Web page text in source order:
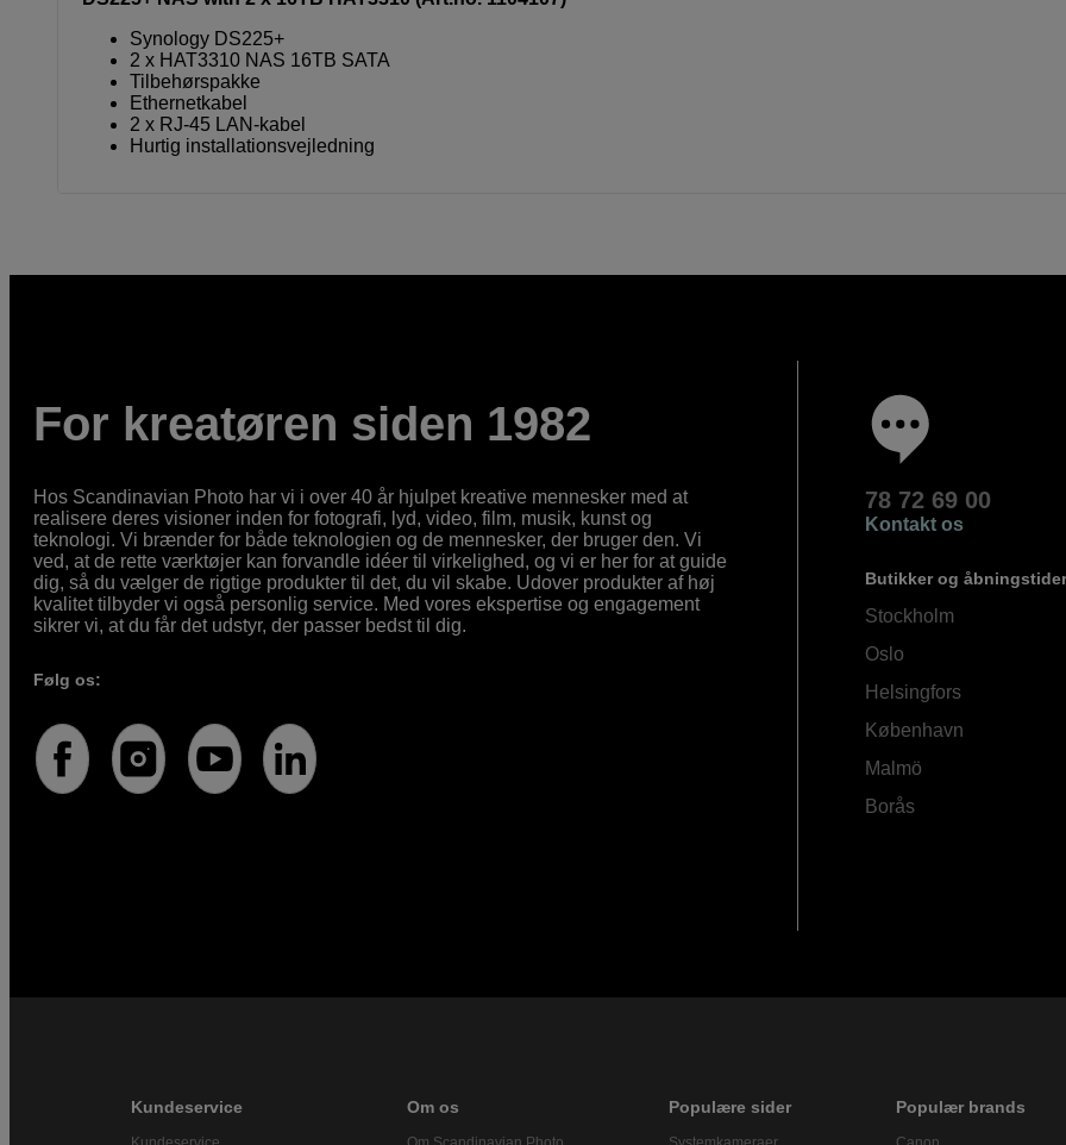
Synology DS225+
2 x HAT3310 NAS 16TB SATA
Tilbehørspakke
Ethernetkabel
2 x RJ-45 LAN-kabel
Hurtig installationsvejledning
For kreatøren siden 1982
Hos Scandinavian Photo har vi i over 40 år hjulpet kreative mennesker med at
realisere deres visioner inden for fotografi, lyd, video, film, musik, kunst og
teknologi. Vi brænder for både teknologien og de mennesker, der bruger den. Vi
ved, at de rette værktøjer kan forvandle idéer til virkelighed, og vi er her for at guide
dig, så du vælger de rigtige produkter til det, du vil skabe. Udover produkter af høj
kvalitet tilbyder vi også personlig service. Med vores ekspertise og engagement
sikrer vi, at du får det udstyr, der passer bedst til dig.
Følg os:
78 72 69 00
Kontakt os
Butikker og
Stockholm
Oslo
Helsingfors
København
Malmö
Borås
Kundeservice Om os Populære sider Populær brands